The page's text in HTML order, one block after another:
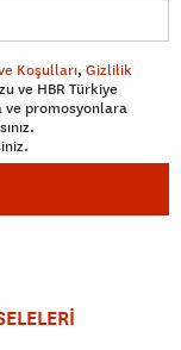
Koşulları, Gizlilik
ve HBR Türkiye
ve promosyonlara